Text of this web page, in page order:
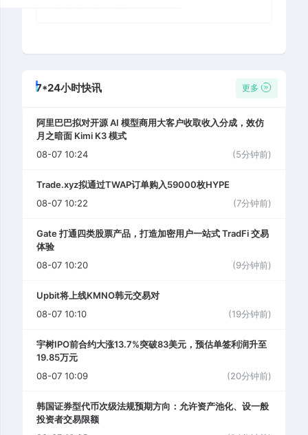
7*24小时快讯 更多
阿里巴巴拟对开源 AI 模型商用大客户收取收入分成，效仿
月之暗面 Kimi K3 模式
08-07 10:24
(5分钟前)
Trade.xyz拟通过TWAP订单购入59000枚HYPE
08-07 10:22
(7分钟前)
Gate 打通四类股票产品，打造加密用户一站式 TradFi 交易
体验
08-07 10:20
(9分钟前)
Upbit将上线KMNO韩元交易对
08-07 10:10
(19分钟前)
宇树IPO前合约大涨13.7%突破83美元，预估单签利润升至
19.85万元
08-07 10:09
(20分钟前)
韩国证券型代币次级法规预期方向：允许资产池化、设一般
投资者交易限额